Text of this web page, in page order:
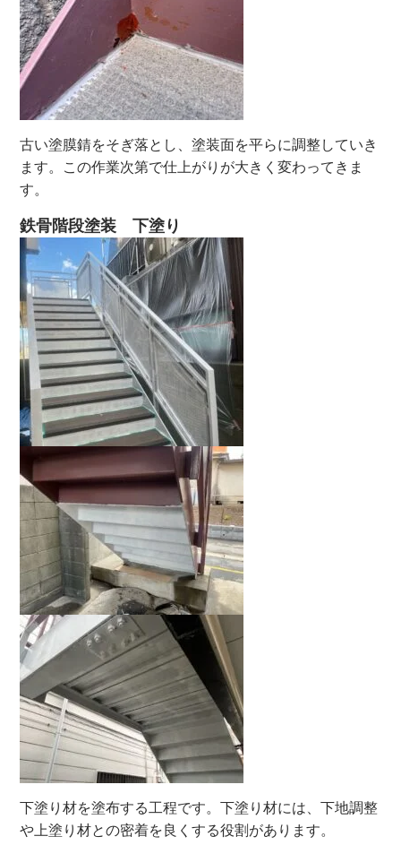
古い塗膜錆をそぎ落とし、塗装面を平らに調整していき
ます。この作業次第で仕上がりが大きく変わってきま
す。
鉄骨階段塗装 下塗り
下塗り材を塗布する工程です。下塗り材には、下地調整
や上塗り材との密着を良くする役割があります。